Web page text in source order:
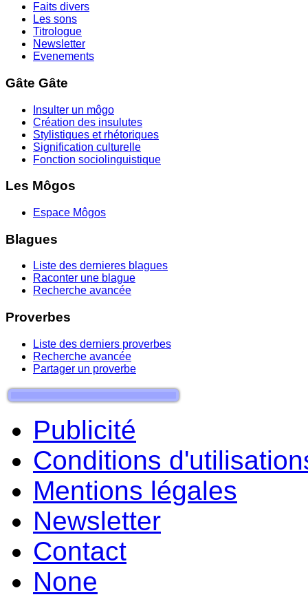
Faits divers
Les sons
Titrologue
Newsletter
Evenements
Gâte Gâte
Insulter un môgo
Création des insulutes
Stylistiques et rhétoriques
Signification culturelle
Fonction sociolinguistique
Les Môgos
Espace Môgos
Blagues
Liste des dernieres blagues
Raconter une blague
Recherche avancée
Proverbes
Liste des derniers proverbes
Recherche avancée
Partager un proverbe
Publicité
Conditions
Mentions légales
Newsletter
Contact
None